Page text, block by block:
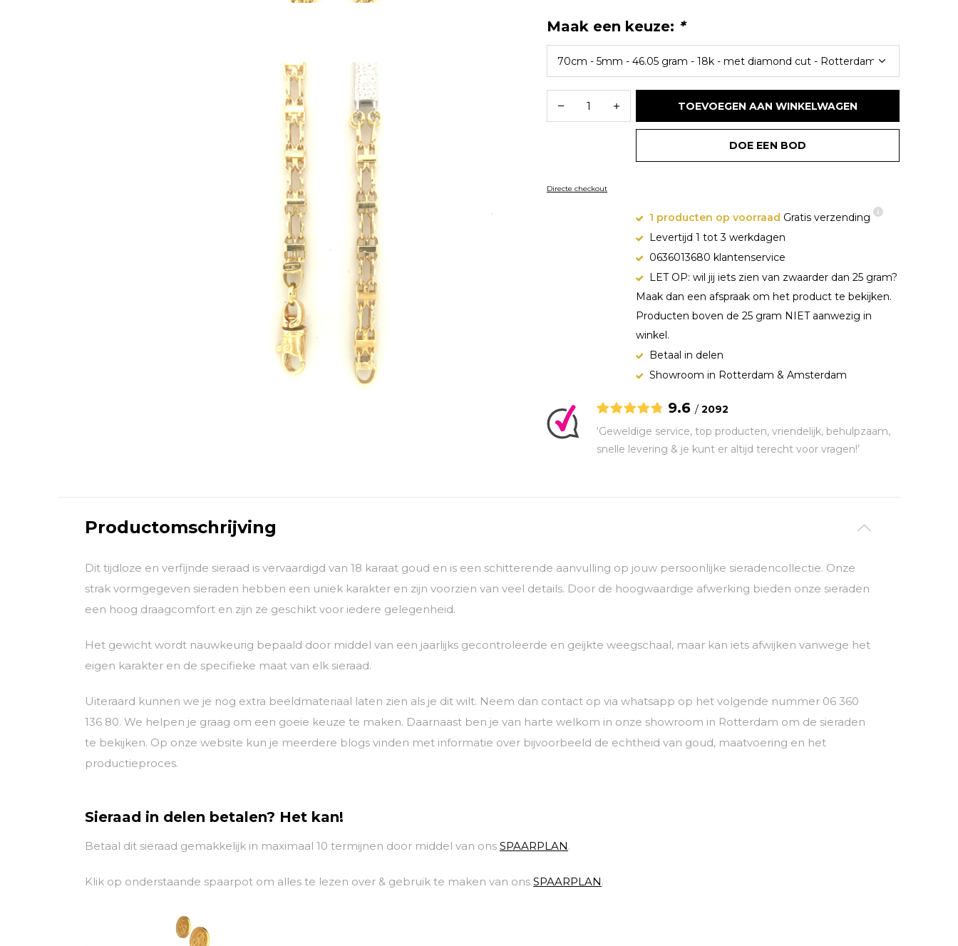
Maak een keuze: *
TOEVOEGEN AAN WINKELWAGEN
DOE EEN BOD
Directe checkout
1 producten op voorraad Gratis verzending
Levertijd 1 tot 3 werkdagen
0636013680 klantenservice
LET OP: wil jij iets zien van zwaarder dan 25 gram?
Maak dan een afspraak om het product te bekijken.
Producten boven de 25 gram NIET aanwezig in
winkel.
Betaal in delen
Showroom in Rotterdam & Amsterdam
9.6 / 2092
‘Geweldige service, top producten, vriendelijk, behulpzaam,
snelle levering & je kunt er altijd terecht voor vragen!’
Productomschrijving
Dit tijdloze en verfijnde sieraad is vervaardigd van 18 karaat goud en is een schitterende aanvulling op jouw persoonlijke sieradencollectie. Onze
strak vormgegeven sieraden hebben een uniek karakter en zijn voorzien van veel details. Door de hoogwaardige afwerking bieden onze sieraden
een hoog draagcomfort en zijn ze geschikt voor iedere gelegenheid.
Het gewicht wordt nauwkeurig bepaald door middel van een jaarlijks gecontroleerde en geijkte weegschaal, maar kan iets afwijken vanwege het
eigen karakter en de specifieke maat van elk sieraad.
Uiteraard kunnen we je nog extra beeldmateriaal laten zien als je dit wilt. Neem dan contact op via whatsapp op het volgende nummer 06 360
136 80. We helpen je graag om een goeie keuze te maken. Daarnaast ben je van harte welkom in onze showroom in Rotterdam om de sieraden
te bekijken. Op onze website kun je meerdere blogs vinden met informatie over bijvoorbeeld de echtheid van goud, maatvoering en het
productieproces.
Sieraad in delen betalen? Het kan!
Betaal dit sieraad gemakkelijk in maximaal 10 termijnen door middel van ons SPAARPLAN.
Klik op onderstaande spaarpot om alles te lezen over & gebruik te maken van ons SPAARPLAN.